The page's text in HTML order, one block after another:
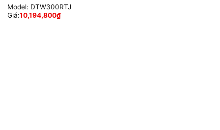
Model: DTW300RTJ
Giá:10,194,800₫